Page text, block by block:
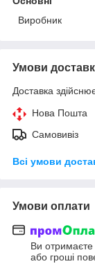
Виробник
Умови
Доставка
Нова Пошта
Самовивіз
Всі умови
Умови оплати
Ви
або гроші